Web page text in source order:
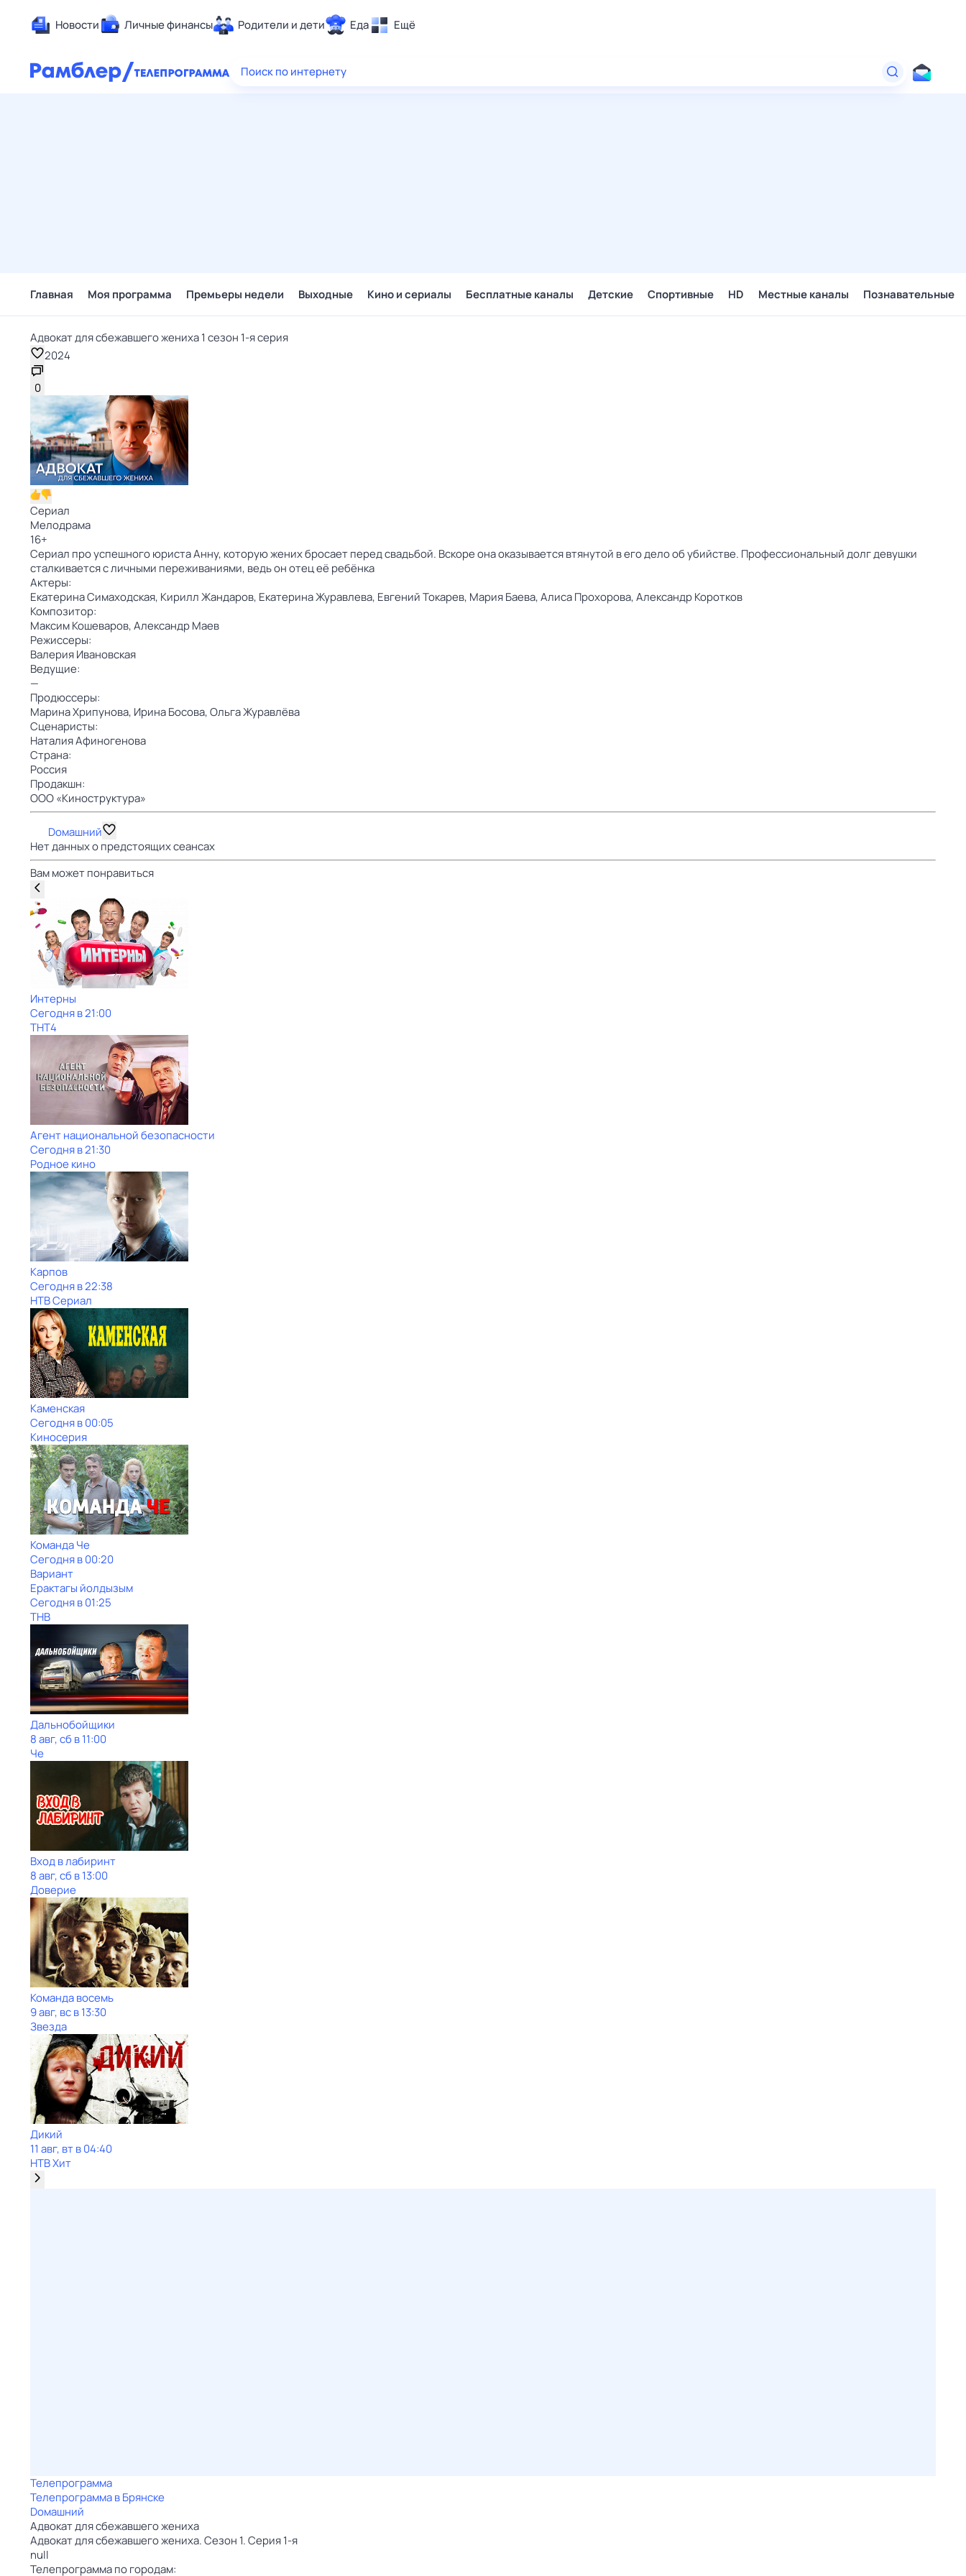
Новости Личные финансы Родители и дети Еда Ещё
Здоровье
Поиск по интернету
Главная Моя программа Премьеры недели Выходные Кино и сериалы Бесплатные каналы Детские Спортивные HD Местные каналы Познавательные
Адвокат для сбежавшего жениха 1 сезон 1-я серия
2024
0
Сериал
Мелодрама
16+
Сериал про успешного юриста Анну, которую жених бросает перед свадьбой. Вскоре она оказывается втянутой в его дело об убийстве. Профессиональный долг девушки
сталкивается с личными переживаниями, ведь он отец её ребёнка
Актеры:
Екатерина Симаходская, Кирилл Жандаров, Екатерина Журавлева, Евгений Токарев, Мария Баева,Алиса Прохорова,Александр Коротков
Композитор:
Максим Кошеваров,Александр Маев
Режиссеры:
Валерия Ивановская
Ведущие:
—
Продюссеры:
Марина Хрипунова, Ирина Босова,Ольга Журавлёва
Сценаристы:
Наталия Афиногенова
Страна:
Россия
Продакшн:
ООО «Киноструктура»
Dомашний
Нет данных о предстоящих сеансах
Вам может понравиться
Интерны
Сегодня в 21:00
ТНТ4
Агент национальной безопасности
Сегодня в 21:30
Родное кино
Карпов
Сегодня в 22:38
НТВ Сериал
Каменская
Сегодня в 00:05
Киносерия
Команда Че
Сегодня в 00:20
Вариант
Ерактагы йолдызым
Сегодня в 01:25
ТНВ
Дальнобойщики
8 авг, сб в 11:00
Че
Вход в лабиринт
8 авг, сб в 13:00
Доверие
Команда восемь
9 авг, вс в 13:30
Звезда
Дикий
11 авг, вт в 04:40
НТВ Хит
Телепрограмма
Телепрограмма в Брянске
Dомашний
Адвокат для сбежавшего жениха
Адвокат для сбежавшего жениха. Сезон 1. Серия 1-я
null
Телепрограмма по городам: